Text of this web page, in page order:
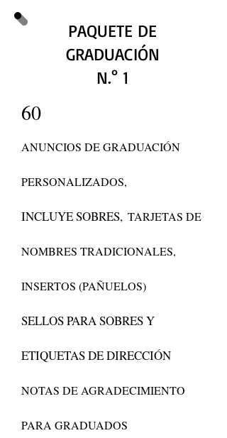
PAQUETE DE
GRADUACIÓN
N.° 1
60
ANUNCIOS DE GRADUACIÓN
PERSONALIZADOS,
INCLUYE SOBRES, TARJETAS DE
NOMBRES TRADICIONALES,
INSERTOS (PAÑUELOS)
SELLOS PARA SOBRES Y
ETIQUETAS DE DIRECCIÓN
NOTAS DE AGRADECIMIENTO
PARA GRADUADOS